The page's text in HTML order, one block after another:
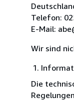
Telefon:
E-Mail:
Wir sind
Die